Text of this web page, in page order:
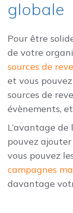
globale
Pour être
de votre
sources de
et vous
sources de
évènements,
L’avantage de
pouvez
vous pouvez
campagnes
davantage